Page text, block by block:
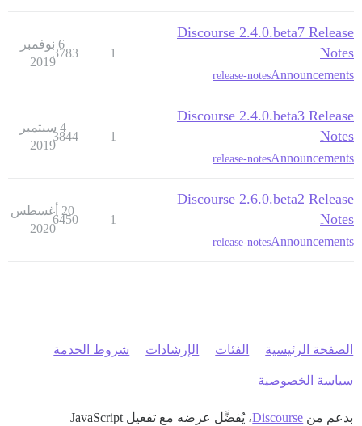
Discourse 2.4.0.beta7 Release
Notes
Announcements
release-notes
1
3783
6 نوفمبر
2019
Discourse 2.4.0.beta3 Release
Notes
Announcements
release-notes
1
3844
4 سبتمبر
2019
Discourse 2.6.0.beta2 Release
Notes
Announcements
release-notes
1
6450
20 أغسطس
2020
الصفحة الرئيسية الفئات الإرشادات شروط الخدمة
سياسة الخصوصية
بدعم من Discourse، يُفضَّل عرضه مع تفعيل JavaScript